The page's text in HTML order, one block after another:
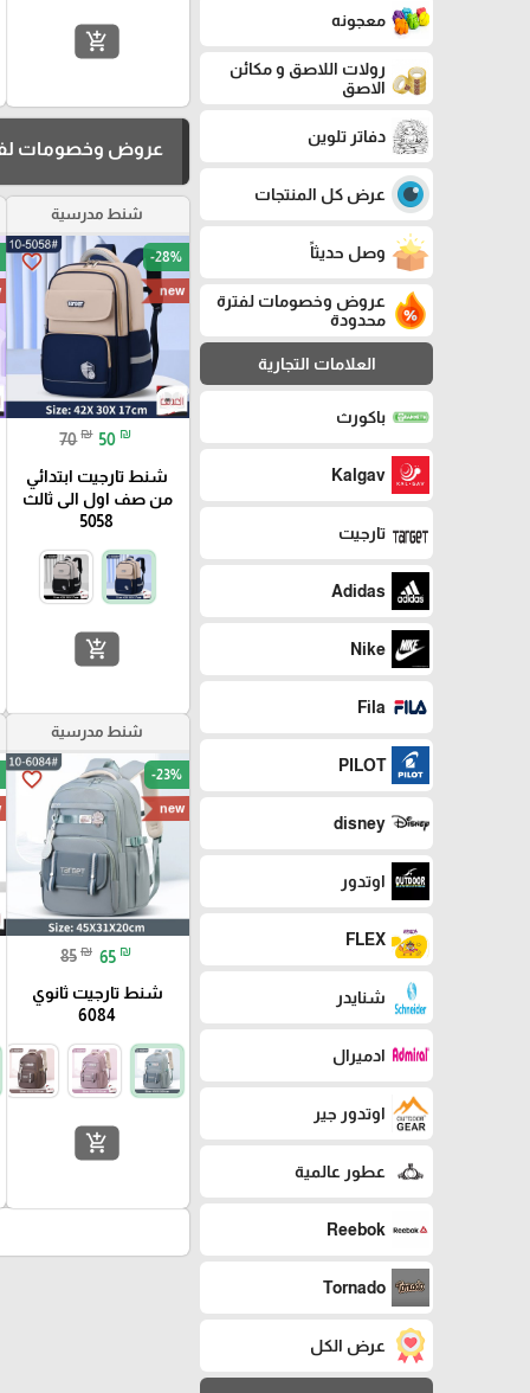
معجونه
رولات اللاصق و مكائن
الاصق
دفاتر تلوين
عرض كل المنتجات
وصل حديثاً
عروض وخصومات لفترة
محدودة
العلامات التجارية
باكورث
Kalgav
تارجيت
Adidas
Nike
Fila
PILOT
disney
اوتدور
FLEX
شنايدر
ادميرال
اوتدور جير
عطور عالمية
Reebok
Tornado
عرض الكل
add_shopping_cart
عروض وخصومات
شنط مدرسية
favorite_border -28%
new
70 ₪ 50 ₪
شنط تارجيت ابتدائي
من صف اول الى ثالث
5058
add_shopping_cart
شنط مدرسية
favorite_border -23%
new
85 ₪ 65 ₪
شنط تارجيت ثانوي
6084
add_shopping_cart